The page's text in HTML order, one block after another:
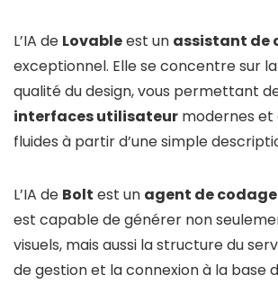
L’IA de Lovableest un assistant de
exceptionnel. Elle se concentre sur
qualité du design, vous permettant
interfaces utilisateur modernes et
fluides à partir d’une simple
L’IA de Bolt est un agent de codage
est capable de générer non
visuels, mais aussi la structure du
de gestion et la connexion à la base